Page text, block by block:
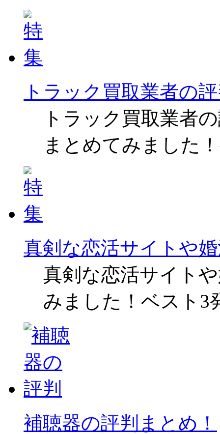
トラック買取業者の
トラック買取業者
まとめてみました
真剣な恋活サイトや
真剣な恋活サイト
みました！ベスト3
補聴器の評判まとめ！